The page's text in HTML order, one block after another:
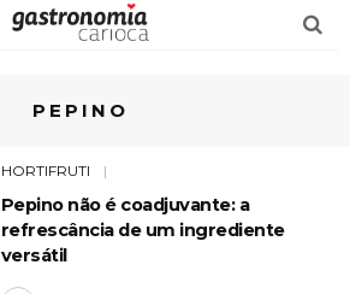
PEPINO
HORTIFRUTI
Pepino não é coadjuvante: a
refrescância de um ingrediente
versátil